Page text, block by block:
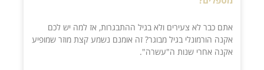
אתם כבר לא צעירים ולא בגיל ההתבגרות, אז למה יש לכם
אקנה הורמונלי בגיל מבוגר? זה אומנם נשמע קצת מוזר שמופיע
אקנה אחרי שנות ה"עשרה".